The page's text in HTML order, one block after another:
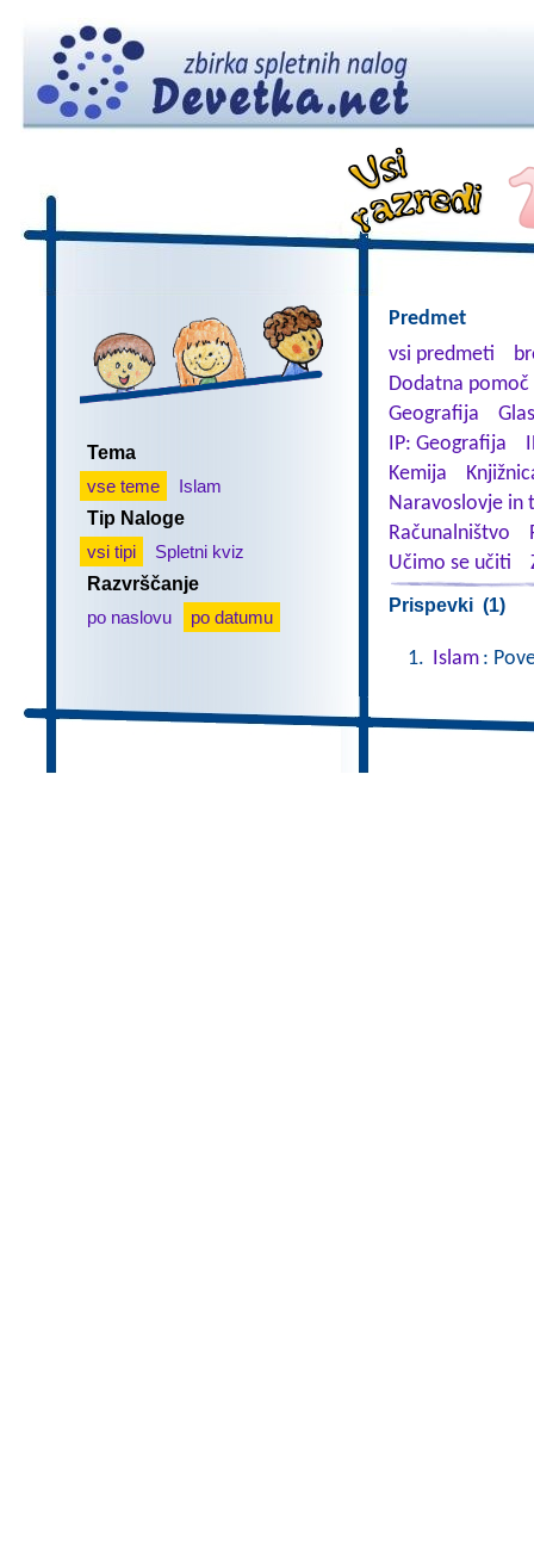
Tema
vse teme
Islam
Tip Naloge
vsi tipi
Spletni kviz
Razvrščanje
po naslovu
po datumu
Predmet
vsi predmeti
Dodatna
Geografija
IP: Geografija
Kemija
Naravoslovje in
Računalništvo
Učimo se učiti
Prispevki (1)
Islam :